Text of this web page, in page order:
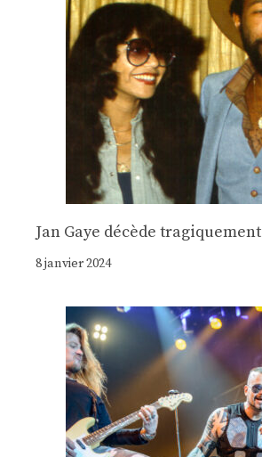
Jan Gaye décède tragiquement
8 janvier 2024